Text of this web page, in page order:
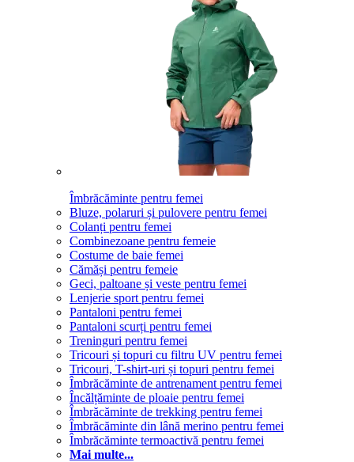
Îmbrăcăminte pentru femei
Bluze, polaruri și pulovere pentru femei
Colanți pentru femei
Combinezoane pentru femeie
Costume de baie femei
Cămăși pentru femeie
Geci, paltoane și veste pentru femei
Lenjerie sport pentru femei
Pantaloni pentru femei
Pantaloni scurți pentru femei
Treninguri pentru femei
Tricouri și topuri cu filtru UV pentru femei
Tricouri, T-shirt-uri și topuri pentru femei
Îmbrăcăminte de antrenament pentru femei
Încălțăminte de ploaie pentru femei
Îmbrăcăminte de trekking pentru femei
Îmbrăcăminte din lână merino pentru femei
Îmbrăcăminte termoactivă pentru femei
Mai multe...